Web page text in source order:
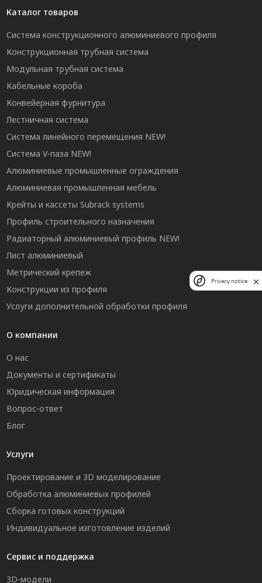
Каталог товаров
Система конструкционного алюминиевого профиля
Конструкционная трубная система
Модульная трубная система
Кабельные короба
Конвейерная фурнитура
Лестничная система
Система линейного перемещения NEW!
Система V-паза NEW!
Алюминиевые промышленные ограждения
Алюминиевая промышленная мебель
Крейты и кассеты Subrack systems
Профиль строительного назначения
Радиаторный алюминиевый профиль NEW!
Лист алюминиевый
Метрический крепеж
Конструкции из профиля
Услуги дополнительной обработки профиля
О компании
О нас
Документы и сертификаты
Юридическая информация
Вопрос-ответ
Блог
Услуги
Проектирование и 3D моделирование
Обработка алюминиевых профилей
Сборка готовых конструкций
Индивидуальное изготовление изделий
Сервис и поддержка
3D-модели
Privacy notice